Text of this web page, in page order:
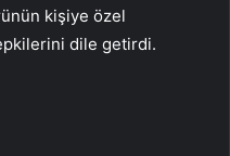
kişiye özel
dile getirdi.